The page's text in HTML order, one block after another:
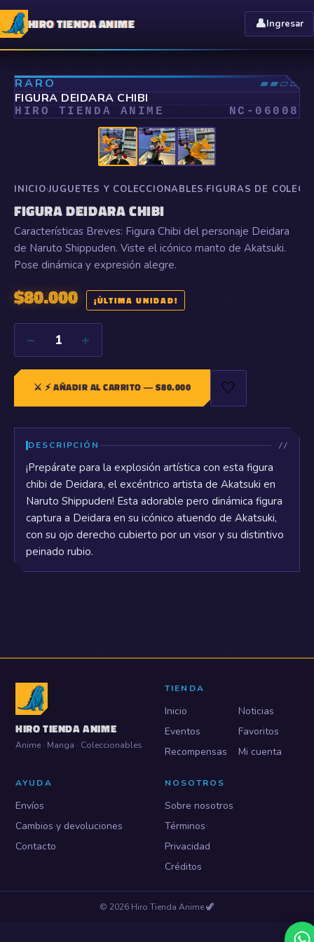
HIRO TIENDA ANIME 👤Ingresar
RARO ▰▰▱▱
⤢
FIGURA DEIDARA CHIBI
HIRO TIENDA ANIME NC- 06008
INICIO›JUGUETES Y COLECCIONABLES›FIGURAS DE
FIGURA DEIDARA CHIBI
Características Breves: Figura Chibi del personaje Deidara
de Naruto Shippuden. Viste el icónico manto de Akatsuki.
Pose dinámica y expresión alegre.
$80.000 ¡ÚLTIMA UNIDAD!
− 1 +
⚔️⚡ AÑADIR AL CARRITO — $80.000 🤍
DESCRIPCIÓN
¡Prepárate para la explosión artística con esta figura
chibi de Deidara, el excéntrico artista de Akatsuki en
Naruto Shippuden! Esta adorable pero dinámica figura
captura a Deidara en su icónico atuendo de Akatsuki,
con su ojo derecho cubierto por un visor y su distintivo
peinado rubio.
HIRO TIENDA ANIME
Anime · Manga · Coleccionables
TIENDA
Inicio
Noticias
Eventos
Favoritos
Recompensas
Mi cuenta
AYUDA
Envíos
Cambios y devoluciones
Contacto
NOSOTROS
Sobre nosotros
Términos
Privacidad
Créditos
© 2026 Hiro Tienda Anime🦖